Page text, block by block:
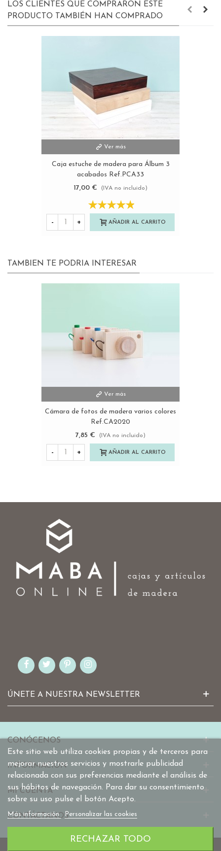
LOS CLIENTES QUE COMPRARON ESTE
PRODUCTO TAMBIÉN HAN COMPRADO
Ver más
Caja estuche de madera para Álbum 3
acabados Ref.PCA33
17,00 €
(IVA no incluido)
- + AÑADIR AL CARRITO
TAMBIEN TE PODRIA INTERESAR
Ver más
Cámara de fotos de madera varios colores
Ref.CA2020
7,85 €
(IVA no incluido)
- + AÑADIR AL CARRITO
ÚNETE A NUESTRA NEWSLETTER
Este sitio web utiliza cookies propias y de terceros para
mejorar nuestros servicios y mostrarle publicidad
relacionada con sus preferencias mediante el análisis de
sus hábitos de navegación. Para dar su consentimiento
sobre su uso pulse el botón Acepto.
Más información Personalizar las cookies
RECHAZAR TODO
CONÓCENOS
INFORMACIÓN
MI CUENTA
CONTÁCTANOS